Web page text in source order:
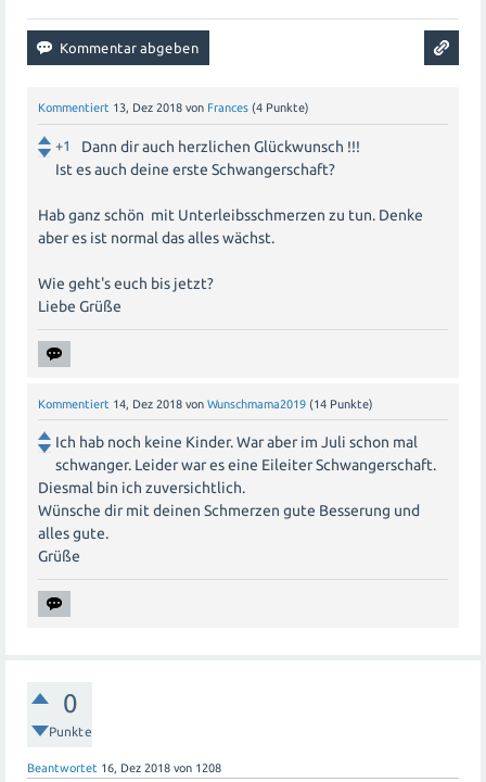
Kommentiert 13, Dez 2018 von Frances (4 Punkte)
+1
Dann dir auch herzlichen Glückwunsch !!!
Ist es auch deine erste Schwangerschaft?
Hab ganz schön mit Unterleibsschmerzen zu tun. Denke
aber es ist normal das alles wächst.
Wie geht's euch bis jetzt?
Liebe Grüße
Kommentiert 14, Dez 2018 von Wunschmama2019 (14 Punkte)
Ich hab noch keine Kinder. War aber im Juli schon mal
schwanger. Leider war es eine Eileiter Schwangerschaft.
Diesmal bin ich zuversichtlich.
Wünsche dir mit deinen Schmerzen gute Besserung und
alles gute.
Grüße
0
Punkte
Beantwortet 16, Dez 2018 von 1208